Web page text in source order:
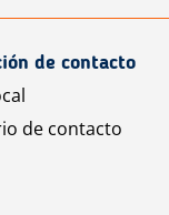
de contacto
de contacto